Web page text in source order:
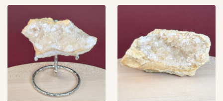
Mulighederne
vælges
varesiden